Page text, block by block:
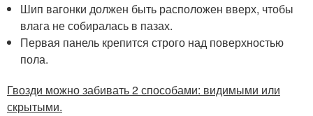
Шип вагонки должен быть расположен вверх, чтобы
влага не собиралась в пазах.
Первая панель крепится строго над поверхностью
пола.
Гвозди можно забивать 2 способами: видимыми или
скрытыми.